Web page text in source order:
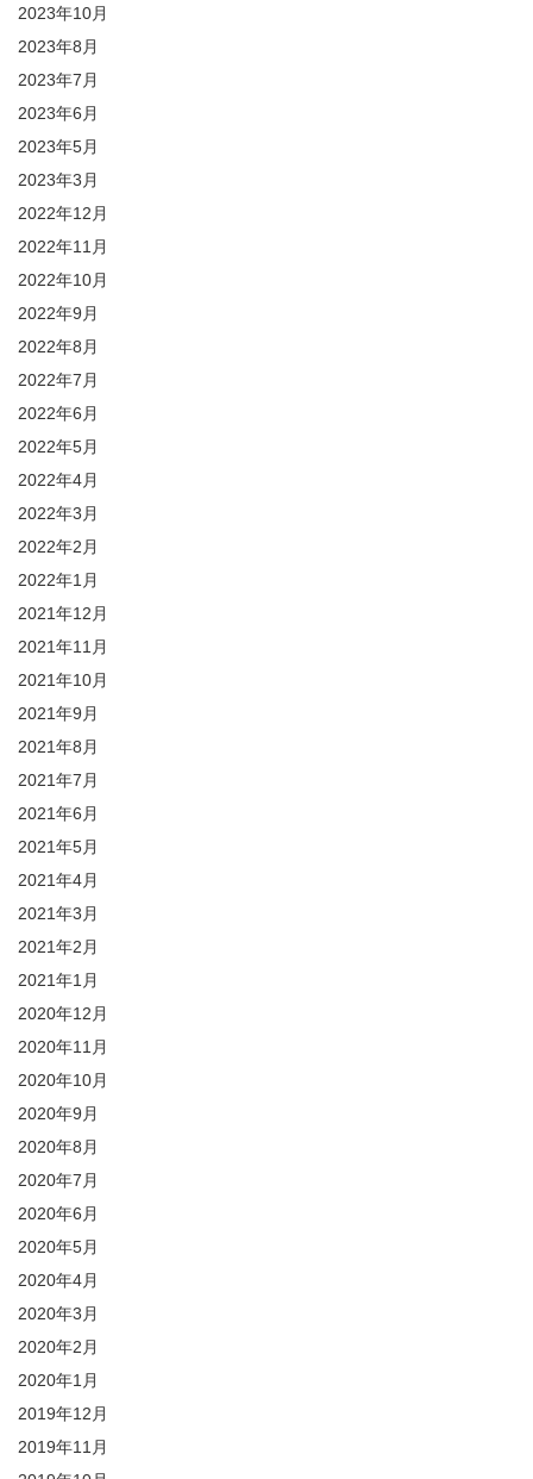
2023年10月
2023年8月
2023年7月
2023年6月
2023年5月
2023年3月
2022年12月
2022年11月
2022年10月
2022年9月
2022年8月
2022年7月
2022年6月
2022年5月
2022年4月
2022年3月
2022年2月
2022年1月
2021年12月
2021年11月
2021年10月
2021年9月
2021年8月
2021年7月
2021年6月
2021年5月
2021年4月
2021年3月
2021年2月
2021年1月
2020年12月
2020年11月
2020年10月
2020年9月
2020年8月
2020年7月
2020年6月
2020年5月
2020年4月
2020年3月
2020年2月
2020年1月
2019年12月
2019年11月